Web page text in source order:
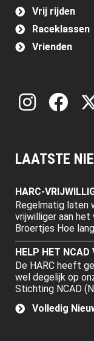
Vrij rijden
Raceklassen
Vrienden
LAATSTE
HARC-
Regelmatig laten
vrijwilliger aan het
Broertjes Hoe
HELP HET NCAD
De HARC heeft
wel degelijk op
Stichting NCAD
Volledig